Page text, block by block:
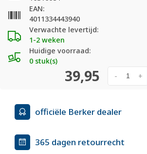
Verwachte levertijd:
1-2 weken
Huidige voorraad:
0 stuk(s)
EAN:
4011334443940
39,95 +
-
officiële Berker dealer
365 dagen retourrecht